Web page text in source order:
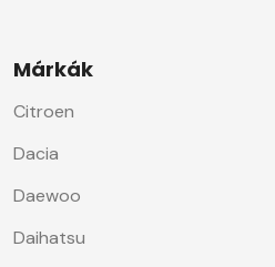
Márkák
Citroen
Dacia
Daewoo
Daihatsu